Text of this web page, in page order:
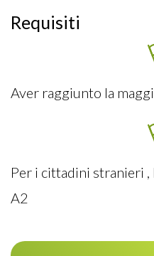
Requisiti
Aver raggiunto la
Per i cittadini stranieri
A2